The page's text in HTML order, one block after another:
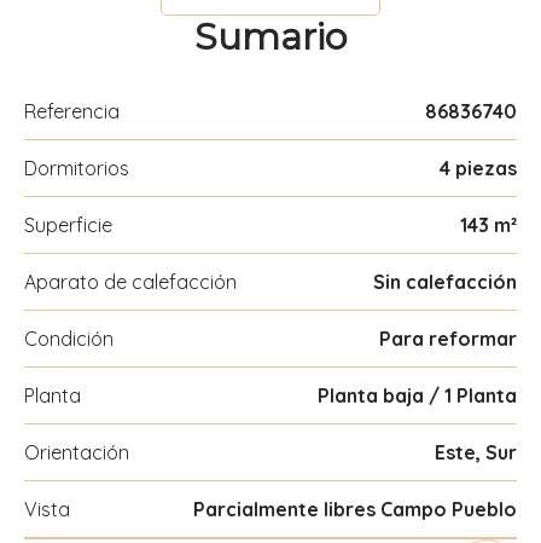
Sumario
Referencia 86836740
Dormitorios 4 piezas
Superficie 143 m²
Aparato de calefacción Sin calefacción
Condición Para reformar
Planta Planta baja / 1 Planta
Orientación Este, Sur
Vista Parcialmente libres Campo Pueblo